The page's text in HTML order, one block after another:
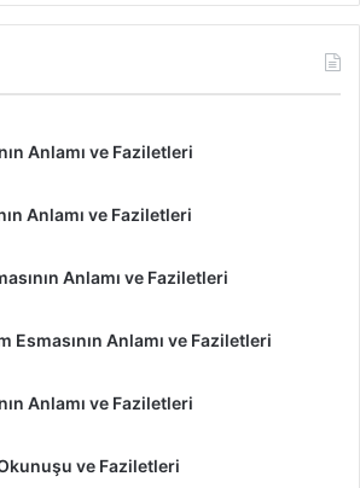
Anlamı ve Faziletleri
Anlamı ve Faziletleri
Anlamı ve Faziletleri
Esmasının Anlamı ve Faziletleri
Anlamı ve Faziletleri
ve Faziletleri